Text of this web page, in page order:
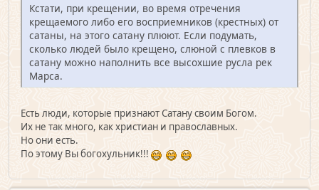
Кстати, при крещении, во время отречения
крещаемого либо его восприемников (крестных) от
сатаны, на этого сатану плюют. Если подумать,
сколько людей было крещено, слюной с плевков в
сатану можно наполнить все высохшие русла рек
Марса.
Есть люди, которые признают Сатану своим Богом.
Их не так много, как христиан и православных.
Но они есть.
По этому Вы богохульник!!!